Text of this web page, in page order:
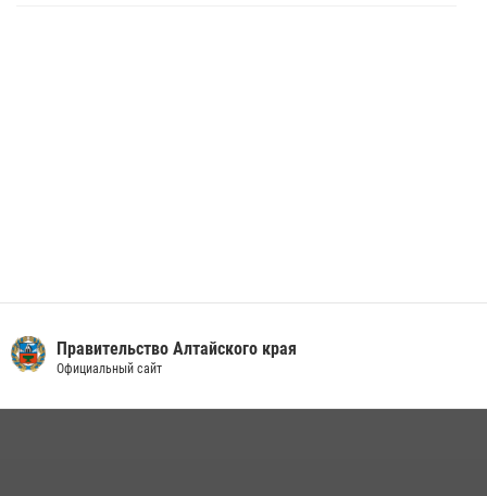
Правительство Алтайского края
Официальный сайт